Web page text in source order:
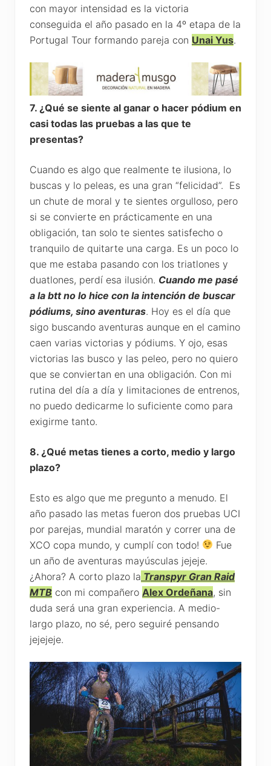
con mayor intensidad es la victoria
conseguida el año pasado en la 4º etapa de la
Portugal Tour formando pareja con Unai Yus.
7. ¿Qué se siente al ganar o hacer pódium en
casi todas las pruebas a las que te
presentas?
Cuando es algo que realmente te ilusiona, lo
buscas y lo peleas, es una gran “felicidad”. Es
un chute de moral y te sientes orgulloso, pero
si se convierte en prácticamente en una
obligación, tan solo te sientes satisfecho o
tranquilo de quitarte una carga. Es un poco lo
que me estaba pasando con los triatlones y
duatlones, perdí esa ilusión. Cuando me pasé
a la btt no lo hice con la intención de buscar
pódiums, sino aventuras. Hoy es el día que
sigo buscando aventuras aunque en el camino
caen varias victorias y pódiums. Y ojo, esas
victorias las busco y las peleo, pero no quiero
que se conviertan en una obligación. Con mi
rutina del día a día y limitaciones de entrenos,
no puedo dedicarme lo suficiente como para
exigirme tanto.
8. ¿Qué metas tienes a corto, medio y largo
plazo?
Esto es algo que me pregunto a menudo. El
año pasado las metas fueron dos pruebas UCI
por parejas, mundial maratón y correr una de
XCO copa mundo, y cumplí con todo!
Fue
un año de aventuras mayúsculas jejeje.
¿Ahora? A corto plazo la Transpyr Gran Raid
MTB con mi compañero Alex Ordeñana, sin
duda será una gran experiencia. A medio-
largo plazo, no sé, pero seguiré pensando
jejejeje.